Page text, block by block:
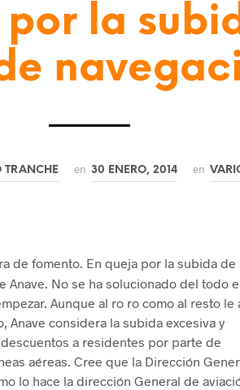
la
TRANCHE en 30 ENERO, 2014 en
de fomento. En queja por la subida de
Anave. No se ha solucionado del todo
Aunque al ro ro como al resto le
Anave considera la subida excesiva y
a residentes por parte de
aéreas. Cree que la Dirección
lo hace la dirección General de